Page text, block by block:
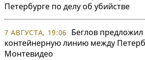
Петербурге по делу об убийстве
7 АВГУСТА, 19:06
Беглов
контейнерную линию между
Монтевидео